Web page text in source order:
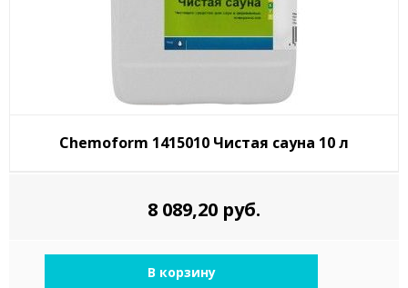
Chemoform 1415010 Чистая сауна 10 л
8 089,20 руб.
В корзину